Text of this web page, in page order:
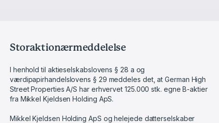
Storaktionærmeddelelse
I henhold til aktieselskabslovens § 28 a og
værdipapirhandelslovens § 29 meddeles det, at German High
Street Properties A/S har erhvervet 125.000 stk. egne B-aktier
fra Mikkel Kjeldsen Holding ApS.
Mikkel Kjeldsen Holding ApS og helejede datterselskaber